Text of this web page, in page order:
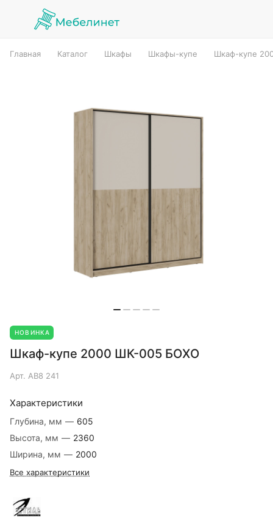
Главная Каталог Шкафы Шкафы-купе Шкаф-купе
НОВИНКА
Шкаф-купе 2000 ШК-005 БОХО
Арт. АВ8 241
Характеристики
Глубина, мм — 605
Высота, мм — 2360
Ширина, мм — 2000
Все характеристики